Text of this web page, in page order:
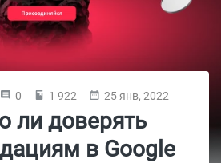
0 1 922 25 янв, 2022
ли доверять
в Google